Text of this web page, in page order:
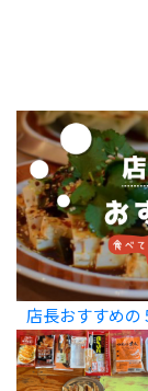
店長おすすめの